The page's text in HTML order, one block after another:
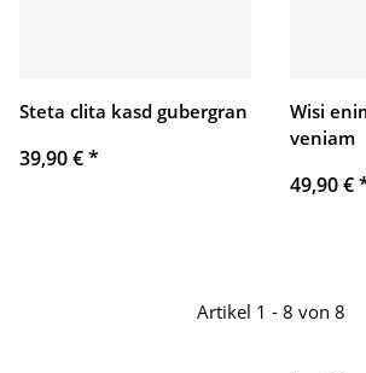
Steta clita kasd gubergran
39,90 €*
Wisi
veniam
49,90 €
Artikel 1 - 8 von 8